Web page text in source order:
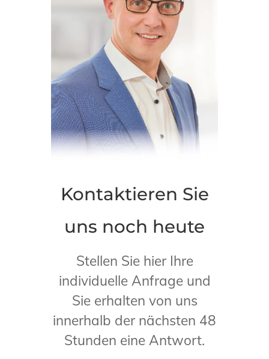
Kontaktieren Sie
uns noch heute
Stellen Sie hier Ihre
individuelle Anfrage und
Sie erhalten von uns
innerhalb der nächsten 48
Stunden eine Antwort.